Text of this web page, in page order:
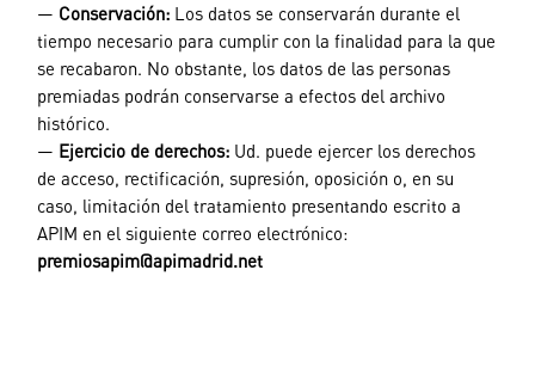
— Conservación: Los datos se conservarán durante el
tiempo necesario para cumplir con la finalidad para la que
se recabaron. No obstante, los datos de las personas
premiadas podrán conservarse a efectos del archivo
histórico.
— Ejercicio de derechos: Ud. puede ejercer los derechos
de acceso, rectificación, supresión, oposición o, en su
caso, limitación del tratamiento presentando escrito a
APIM en el siguiente correo electrónico:
premiosapim@apimadrid.net